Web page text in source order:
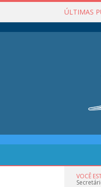
ÚLTIMAS
VOCÊ